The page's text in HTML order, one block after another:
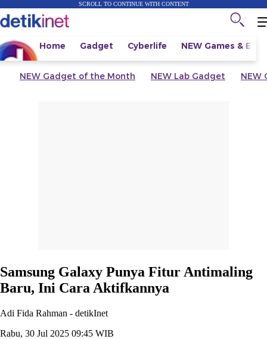
SCROLL TO CONTINUE WITH CONTENT
Home Gadget Cyberlife NEW Games &
NEW Gadget of the Month NEW Lab Gadget NEW
Samsung Galaxy Punya Fitur Antimaling
Baru, Ini Cara Aktifkannya
Adi Fida Rahman - detikInet
Rabu, 30 Jul 2025 09:45 WIB